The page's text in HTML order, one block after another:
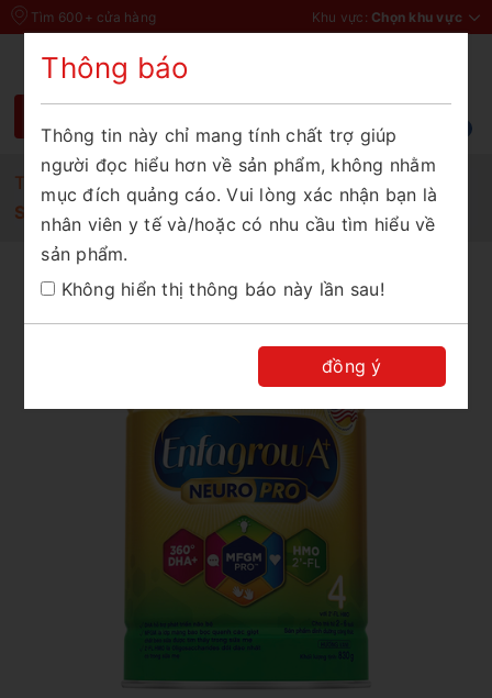
Tìm 600+ cửa hàng Khu vực: Chọn khu vực
Trang chủ
Sữa bột cho bé
Sữa bột Enfagrow A+ Neuropro 4 HMO 830g
Thông báo
Thông tin này chỉ mang tính chất trợ giúp
người đọc hiểu hơn về sản phẩm, không nhằm
mục đích quảng cáo. Vui lòng xác nhận bạn là
nhân viên y tế và/hoặc có nhu cầu tìm hiểu về
sản phẩm.
Không hiển thị thông báo này lần sau!
đồng ý
Chào mừng bạn đến với Thế Giới Sữa
Vui lòng chọn tỉnh thành để xem chính xác
giá và khuyến mãi
Tỉnh/Thành phố